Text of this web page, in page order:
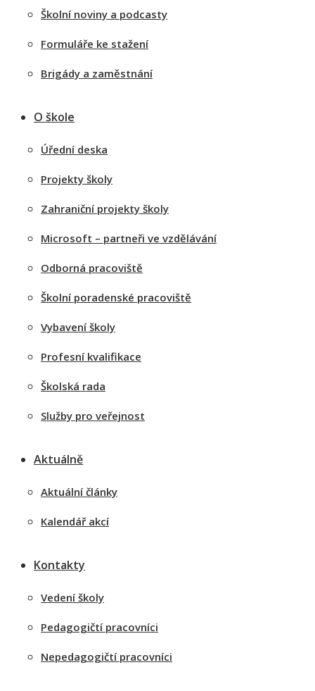
Školní noviny a podcasty
Formuláře ke stažení
Brigády a zaměstnání
O škole
Úřední deska
Projekty školy
Zahraniční projekty školy
Microsoft – partneři ve vzdělávání
Odborná pracoviště
Školní poradenské pracoviště
Vybavení školy
Profesní kvalifikace
Školská rada
Služby pro veřejnost
Aktuálně
Aktuální články
Kalendář akcí
Kontakty
Vedení školy
Pedagogičtí pracovníci
Nepedagogičtí pracovníci